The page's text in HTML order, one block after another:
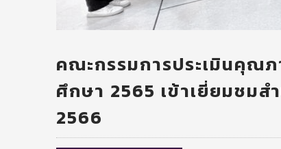
คณะกรรมการประเมินคุณ
ศึกษา 2565 เข้าเยี่ยมชม
2566